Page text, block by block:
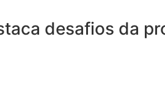
desafios da